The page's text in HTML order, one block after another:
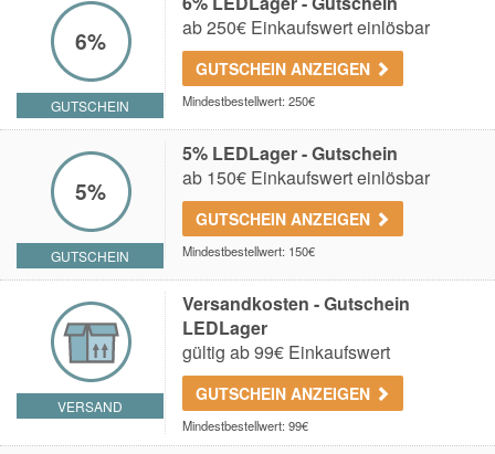
6%
GUTSCHEIN
ab 250€ Einkaufswert einlösbar
GUTSCHEIN ANZEIGEN
Mindestbestellwert: 250€
5%
GUTSCHEIN
5% LEDLager - Gutschein
ab 150€ Einkaufswert einlösbar
GUTSCHEIN ANZEIGEN
Mindestbestellwert: 150€
VERSAND
Versandkosten - Gutschein
LEDLager
gültig ab 99€ Einkaufswert
GUTSCHEIN ANZEIGEN
Mindestbestellwert: 99€